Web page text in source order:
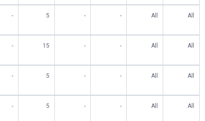
- 5 - - All All
- 15 - - All All
- 5 - - All All
- 5 - - All All